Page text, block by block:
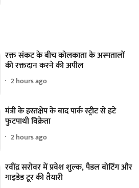
रक्त संकट के बीच कोलकाता के अस्पतालों
की रक्तदान करने की अपील
2 hours ago
मंत्री के हस्तक्षेप के बाद पार्क स्ट्रीट से हटे
फुटपाथी विक्रेता
2 hours ago
रवींद्र सरोवर में प्रवेश शुल्क, पैडल बोटिंग और
गाइडेड टूर की तैयारी